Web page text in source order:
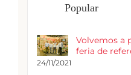
Popular
Volvemos a
feria de
24/11/2021